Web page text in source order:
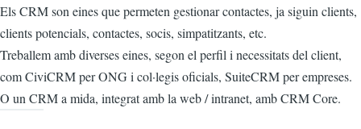
Els CRM son eines que permeten gestionar contactes, ja siguin clients,
clients potencials, contactes, socis, simpatitzants, etc.
Treballem amb diverses eines, segon el perfil i necessitats del client,
com CiviCRM per ONG i col·legis oficials, SuiteCRM per empreses.
O un CRM a mida, integrat amb la web / intranet, amb CRM Core.